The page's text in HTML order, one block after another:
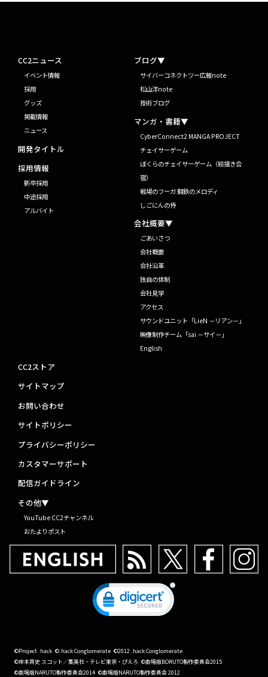
CC2ニュース
イベント情報
採用
グッズ
掲載情報
ニュース
開発タイトル
採用情報
新卒採用
中途採用
アルバイト
ブログ▼
サイバーコネクトツー広報note
松山洋note
技術ブログ
マンガ・書籍▼
CyberConnect2 MANGA PROJECT
チェイサーゲーム
ぼくらのチェイサーゲーム（絵描き合
宿）
戦場のフーガ 鋼鉄のメロディ
しごにんの侍
会社概要▼
ごあいさつ
会社概要
会社沿革
独自の体制
会社見学
アクセス
サウンドユニット「LieN －リアン－」
映像制作チーム「sai －サイ－」
English
CC2ストア
サイトマップ
お問い合わせ
サイトポリシー
プライバシーポリシー
カスタマーサポート
配信ガイドライン
その他▼
YouTube CC2チャンネル
おたよりポスト
©Project .hack ©.hack Conglomerate ©2012 .hack Conglomerate
©岸本斉史 スコット／集英社・テレビ東京・ぴえろ ©劇場版BORUTO製作委員会2015
©劇場版NARUTO製作委員会2014 ©劇場版NARUTO製作委員会 2012